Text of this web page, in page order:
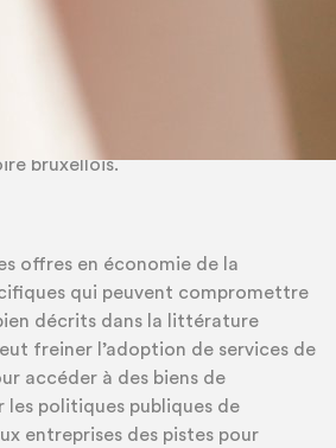
bruxellois.
offres en économie de la
qui peuvent compromettre
décrits dans la littérature
freiner l’adoption de services de
accéder à des biens de
politiques publiques de
entreprises des pistes pour